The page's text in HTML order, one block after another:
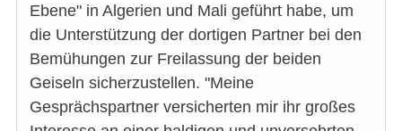
Ebene" in Algerien und Mali geführt habe, um
die Unterstützung der dortigen Partner bei den
Bemühungen zur Freilassung der beiden
Geiseln sicherzustellen. "Meine
Gesprächspartner versicherten mir ihr großes